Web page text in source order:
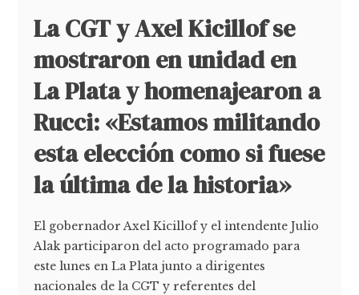
La CGT y Axel Kicillof se
mostraron en unidad en
La Plata y homenajearon a
Rucci: «Estamos militando
esta elección como si fuese
la última de la historia»
El gobernador Axel Kicillof y el intendente Julio
Alak participaron del acto programado para
este lunes en La Plata junto a dirigentes
nacionales de la CGT y referentes del